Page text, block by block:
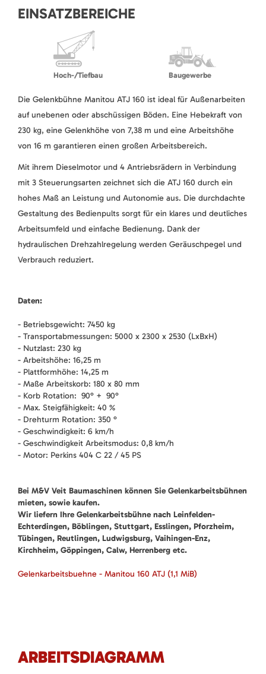
EINSATZBEREICHE
Hoch-/Tiefbau Baugewerbe
Die Gelenkbühne Manitou ATJ 160 ist ideal für Außenarbeiten
auf unebenen oder abschüssigen Böden. Eine Hebekraft von
230 kg, eine Gelenkhöhe von 7,38 m und eine Arbeitshöhe
von 16 m garantieren einen großen Arbeitsbereich.
Mit ihrem Dieselmotor und 4 Antriebsrädern in Verbindung
mit 3 Steuerungsarten zeichnet sich die ATJ 160 durch ein
hohes Maß an Leistung und Autonomie aus. Die durchdachte
Gestaltung des Bedienpults sorgt für ein klares und deutliches
Arbeitsumfeld und einfache Bedienung. Dank der
hydraulischen Drehzahlregelung werden Geräuschpegel und
Verbrauch reduziert.
Daten:
- Betriebsgewicht: 7450 kg
- Transportabmessungen: 5000 x 2300 x 2530 (LxBxH)
- Nutzlast: 230 kg
- Arbeitshöhe: 16,25 m
- Plattformhöhe: 14,25 m
- Maße Arbeitskorb: 180 x 80 mm
- Korb Rotation: 90° + 90°
- Max. Steigfähigkeit: 40 %
- Drehturm Rotation: 350 °
- Geschwindigkeit: 6 km/h
- Geschwindigkeit Arbeitsmodus: 0,8 km/h
- Motor: Perkins 404 C 22 / 45 PS
Bei M&V Veit Baumaschinen können Sie Gelenkarbeitsbühnen
mieten, sowie kaufen.
Wir liefern Ihre Gelenkarbeitsbühne nach Leinfelden-
Echterdingen, Böblingen, Stuttgart, Esslingen, Pforzheim,
Tübingen, Reutlingen, Ludwigsburg, Vaihingen-Enz,
Kirchheim, Göppingen, Calw, Herrenberg etc.
Gelenkarbeitsbuehne - Manitou 160 ATJ (1,1 MiB)
ARBEITSDIAGRAMM